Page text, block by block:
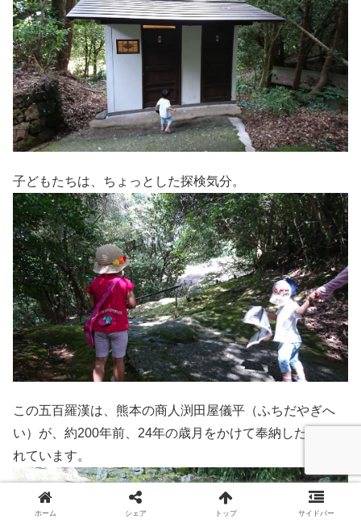
子どもたちは、ちょっとした探検気分。
この五百羅漢は、熊本の商人渕田屋儀平（ふちだやぎへ
い）が、約200年前、24年の歳月をかけて奉納したと言わ
れています。
ホーム シェア トップ サイドバー